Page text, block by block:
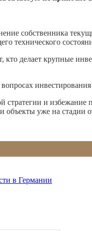
собственника
технического
кто делает крупные
и
уже на стадии
в Германии